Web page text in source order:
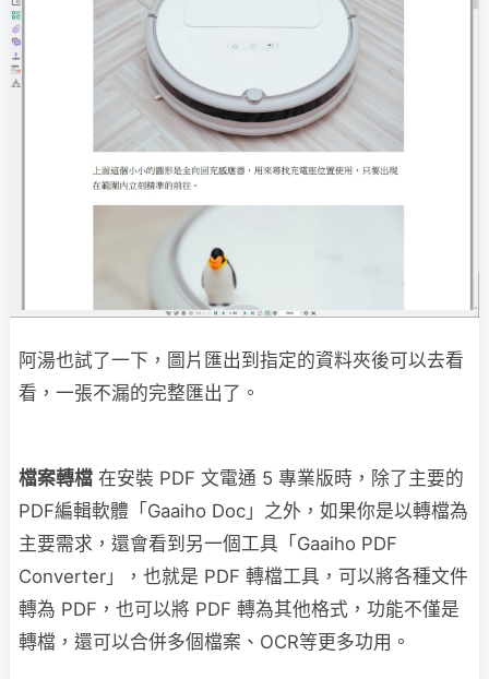
阿湯也試了一下，圖片匯出到指定的資料夾後可以去看
看，一張不漏的完整匯出了。
檔案轉檔 在安裝 PDF 文電通 5 專業版時，除了主要的
PDF編輯軟體「Gaaiho Doc」之外，如果你是以轉檔為
主要需求，還會看到另一個工具「Gaaiho PDF
Converter」，也就是 PDF 轉檔工具，可以將各種文件
轉為 PDF，也可以將 PDF 轉為其他格式，功能不僅是
轉檔，還可以合併多個檔案、OCR等更多功用。